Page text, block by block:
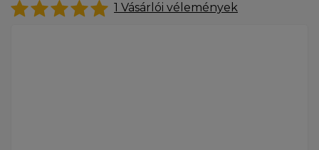
1 Vásárlói vélemények